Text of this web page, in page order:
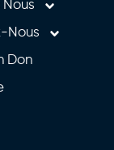
Nous
Don